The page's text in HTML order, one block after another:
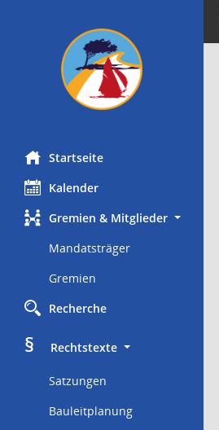
Startseite
Kalender
Gremien & Mitglieder
Mandatsträger
Gremien
Recherche
§
     Rechtstexte
Satzungen
Bauleitplanung